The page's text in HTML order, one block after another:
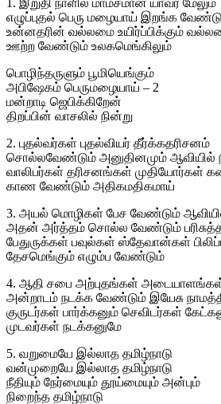
எழுப்புதல் பெரு மழையாய் இறங்க
உன்னதரின் வல்லமை உயிர்ப்பிக்கும்
ஊற்ற வேண்டும் உலகமெங்கிலும்
பொழிந்தருளும் பூமியெங்கும்
அபிஷேகம் பெருமழையாய் – 2
மன்றாடி ஜெபிக்கிறேன்
திறப்பின் வாசலில் நின்று
2. புதல்வர்கள் புதல்வியர் தீர்க்கதரிசனம்
சொல்லவேண்டும் அனுதினமும் ஆவியில்
வாலிபர்கள் தரிசனங்கள் முதியோர்கள்
காண வேண்டும் அதிகமதிகமாய்
3. அயல் மொழிகள் பேச வேண்டும்
அதன் அர்த்தம் சொல்ல வேண்டும்
பேதுருக்கள் பவுல்கள் ஸ்தேவான்கள்
தேசமெங்கும் எழும்ப வேண்டும்
4. ஆதி சபை அற்புதங்கள்
அன்றாடம் நடக்க வேண்டும் இயேசு
குருடர்கள் பார்க்கனும் செவிடர்கள்
முடவர்கள் நடக்கனுமே
5. வறுமையே இல்லாத தமிழ்நாடு
வன்முறையே இல்லாத தமிழ்நாடு
நீதியும் நேர்மையும் தூய்மையும் அன்பும்
நிறைந்த தமிழ்நாடு